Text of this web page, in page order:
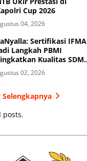
Cup 2026
04, 2026
Sertifikasi IFMA
Langkah PBMI
Kualitas SDM
02, 2026
Selengkapnya
posts.